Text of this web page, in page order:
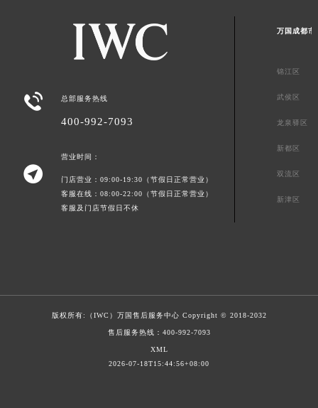
 总部服务热线
400-992-7093

营业时间：
门店营业：09:00-19:30（节假日正常营业）
客服在线：08:00-22:00（节假日正常营业）
客服及门店节假日不休
万国成都市
锦江区
武侯区
龙泉驿区
新都区
双流区
新津区
版权所有:（IWC） 万国售后服务中心 Copyright © 2018-2032
售后服务热线： 400-992-7093
XML
2026-07-18T15:44:56+08:00